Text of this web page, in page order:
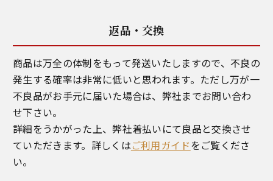
返品・交換
商品は万全の体制をもって発送いたしますので、不良の
発生する確率は非常に低いと思われます。ただし万が一
不良品がお手元に届いた場合は、弊社までお問い合わ
せ下さい。
詳細をうかがった上、弊社着払いにて良品と交換させ
ていただきます。詳しくはご利用ガイドをご覧くださ
い。